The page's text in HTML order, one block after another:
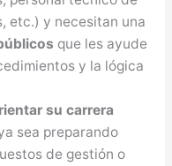
etc.) y necesitan una
que les ayude
y la lógica
su carrera
sea preparando
de gestión o